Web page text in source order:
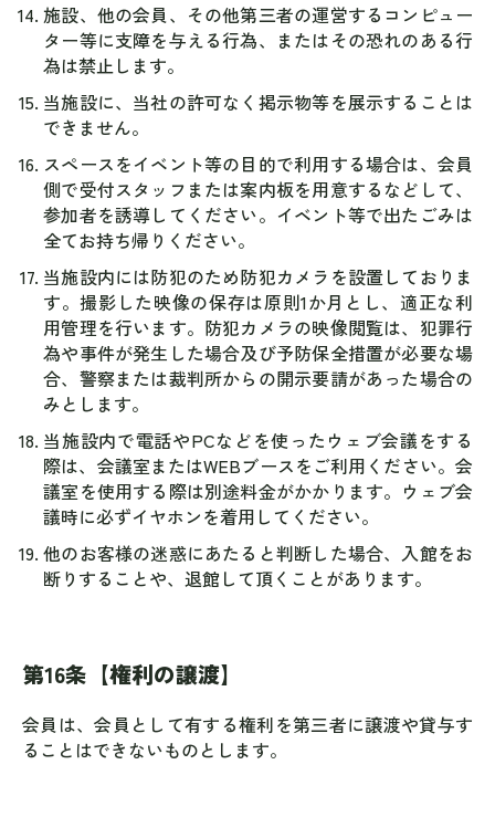
施設、他の会員、その他第三者の運営するコンピュー
ター等に支障を与える行為、またはその恐れのある行
為は禁止します。
当施設に、当社の許可なく掲示物等を展示することは
できません。
スペースをイベント等の目的で利用する場合は、会員
側で受付スタッフまたは案内板を用意するなどして、
参加者を誘導してください。イベント等で出たごみは
全てお持ち帰りください。
当施設内には防犯のため防犯カメラを設置しておりま
す。撮影した映像の保存は原則1か月とし、適正な利
用管理を行います。防犯カメラの映像閲覧は、犯罪行
為や事件が発生した場合及び予防保全措置が必要な場
合、警察または裁判所からの開示要請があった場合の
みとします。
当施設内で電話やPCなどを使ったウェブ会議をする
際は、会議室またはWEBブースをご利用ください。会
議室を使用する際は別途料金がかかります。ウェブ会
議時に必ずイヤホンを着用してください。
他のお客様の迷惑にあたると判断した場合、入館をお
断りすることや、退館して頂くことがあります。
第16条【権利の譲渡】
会員は、会員として有する権利を第三者に譲渡や貸与す
ることはできないものとします。